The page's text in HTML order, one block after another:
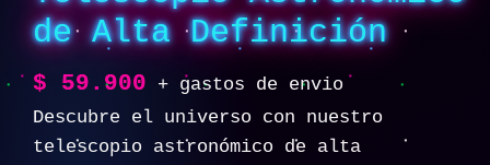
de Alta Definición
$ 59.900
+ gastos de envio
Descubre el universo con nuestro
telescopio astronómico de alta